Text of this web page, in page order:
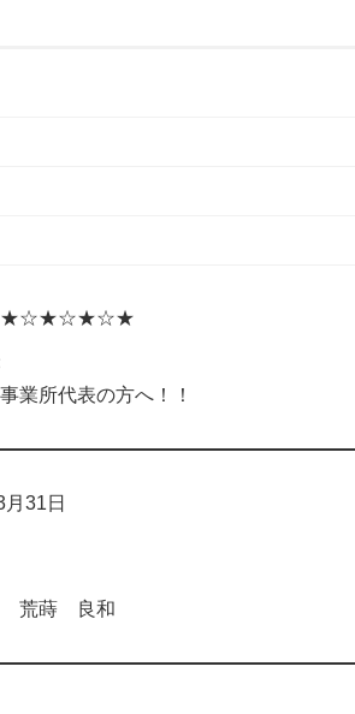
所代表の方へ！！
31日
良和